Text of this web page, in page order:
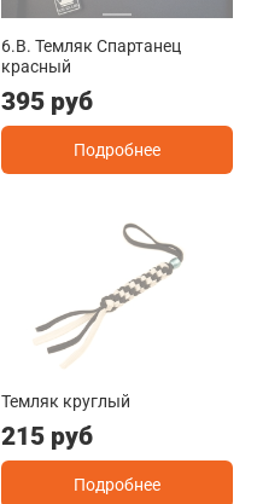
6.B. Темляк Спартанец
красный
395 руб
Подробнее
Темляк круглый
215 руб
Подробнее